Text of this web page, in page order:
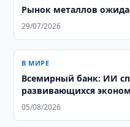
Рынок металлов
29/07/2026
В МИРЕ
Всемирный банк: ИИ
развивающихся
05/08/2026